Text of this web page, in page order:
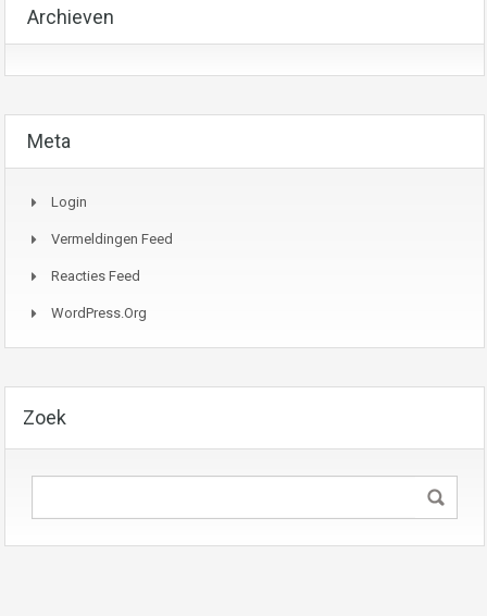
Archieven
Meta
Login
Vermeldingen Feed
Reacties Feed
WordPress.org
Zoek